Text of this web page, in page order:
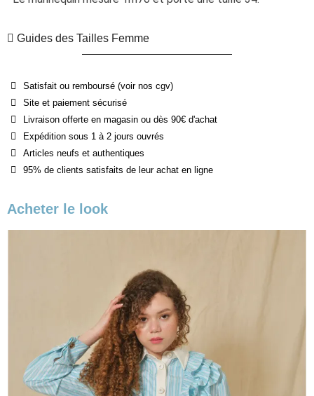
Guides des Tailles Femme
Satisfait ou remboursé (voir nos cgv)
Site et paiement sécurisé
Livraison offerte en magasin ou dès 90€ d'achat
Expédition sous 1 à 2 jours ouvrés
Articles neufs et authentiques
95% de clients satisfaits de leur achat en ligne
Acheter le look